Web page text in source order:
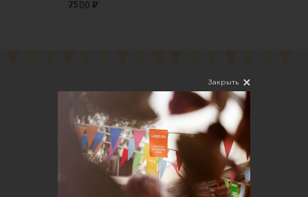
7500 ₽
Подпишитесь на новости
Закрыть